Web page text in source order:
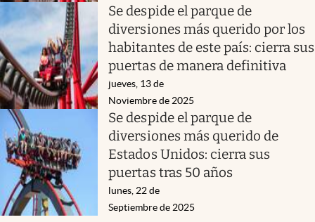
Se despide el parque de
diversiones más querido por los
habitantes de este país: cierra sus
puertas de manera definitiva
jueves, 13 de
Noviembre de 2025
Se despide el parque de
diversiones más querido de
Estados Unidos: cierra sus
puertas tras 50 años
lunes, 22 de
Septiembre de 2025